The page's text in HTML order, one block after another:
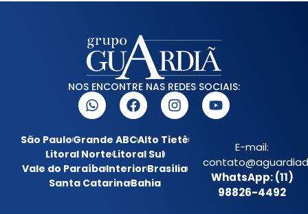
NOS ENCONTRE NAS REDES SOCIAIS:
São PauloGrande ABCAlto Tietê
Litoral NorteLitoral Sul
Vale do ParaíbaInteriorBrasília
Santa CatarinaBahia
E-mail:
WhatsApp: (11)
98826-4492